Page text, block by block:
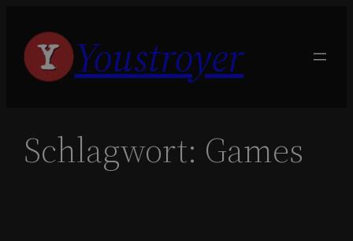
Inhalt
springen
Youstroyer
Schlagwort: Games